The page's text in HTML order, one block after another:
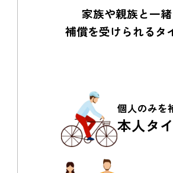
家族や親族と一
補償を受けられるタ
個人のみを
本人タ